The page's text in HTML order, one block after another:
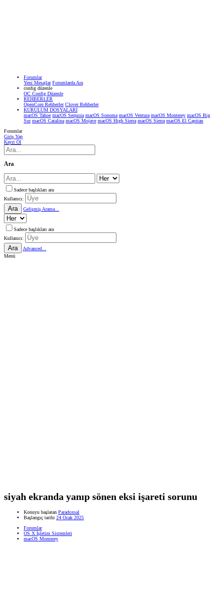
Forumlar
Yeni Mesajlar Forumlarda Ara
confıg düzenle
OC Config Düzenle
REHBERLER
OpenCore Rehberler Clover Rehberler
KURULUM DOSYALARI
macOS Tahoe macOS Sequoia macOS Sonoma macOS Ventura macOS Monterey macOS Big
Sur macOS Catalina macOS Mojave macOS High Sierra macOS Sierra macOS El Capitan
Forumlar
Giriş Yap
Kayıt Ol
Ara
Sadece başlıkları ara
Kullanıcı:
Ara Gelişmiş Arama...
Sadece başlıkları ara
Kullanıcı:
Ara
Advanced...
Menü
siyah ekranda yanıp sönen eksi işareti sorunu
Konuyu başlatan Paradoxsal
Başlangıç tarihi 24 Ocak 2025
Forumlar
OS X İşletim Sistemleri
macOS Monterey